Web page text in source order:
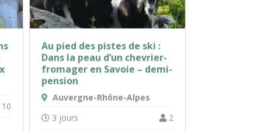
Au pied des pistes de ski :
Dans la peau d’un chevrier-
fromager en Savoie – demi-
pension
Auvergne-Rhône-Alpes
3 jours
2